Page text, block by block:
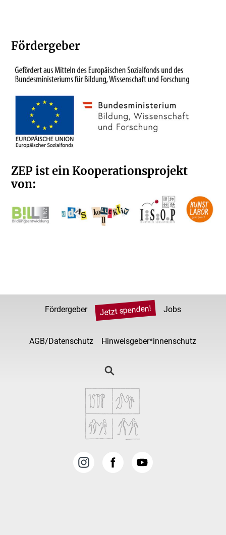
Fördergeber
ZEP ist ein Kooperationsprojekt
von:
Fördergeber Jetzt spenden! Jobs
AGB/Datenschutz Hinweisgeber*innenschutz